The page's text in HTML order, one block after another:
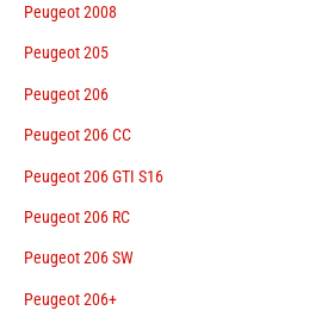
Peugeot 2008
Peugeot 205
Peugeot 206
Peugeot 206 CC
Peugeot 206 GTI S16
Peugeot 206 RC
Peugeot 206 SW
Peugeot 206+